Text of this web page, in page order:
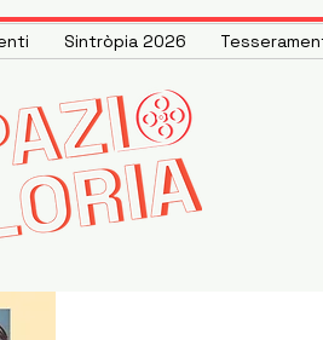
Sintròpia 2026